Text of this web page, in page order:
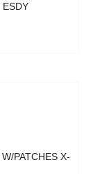
PATCHES X-